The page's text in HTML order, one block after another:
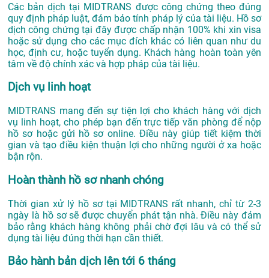
Các bản dịch tại MIDTRANS được công chứng theo đúng
quy định pháp luật, đảm bảo tính pháp lý của tài liệu. Hồ sơ
dịch công chứng tại đây được chấp nhận 100% khi xin visa
hoặc sử dụng cho các mục đích khác có liên quan như du
học, định cư, hoặc tuyển dụng. Khách hàng hoàn toàn yên
tâm về độ chính xác và hợp pháp của tài liệu.
Dịch vụ linh hoạt
MIDTRANS mang đến sự tiện lợi cho khách hàng với dịch
vụ linh hoạt, cho phép bạn đến trực tiếp văn phòng để nộp
hồ sơ hoặc gửi hồ sơ online. Điều này giúp tiết kiệm thời
gian và tạo điều kiện thuận lợi cho những người ở xa hoặc
bận rộn.
Hoàn thành hồ sơ nhanh chóng
Thời gian xử lý hồ sơ tại MIDTRANS rất nhanh, chỉ từ 2-3
ngày là hồ sơ sẽ được chuyển phát tận nhà. Điều này đảm
bảo rằng khách hàng không phải chờ đợi lâu và có thể sử
dụng tài liệu đúng thời hạn cần thiết.
Bảo hành bản dịch lên tới 6 tháng